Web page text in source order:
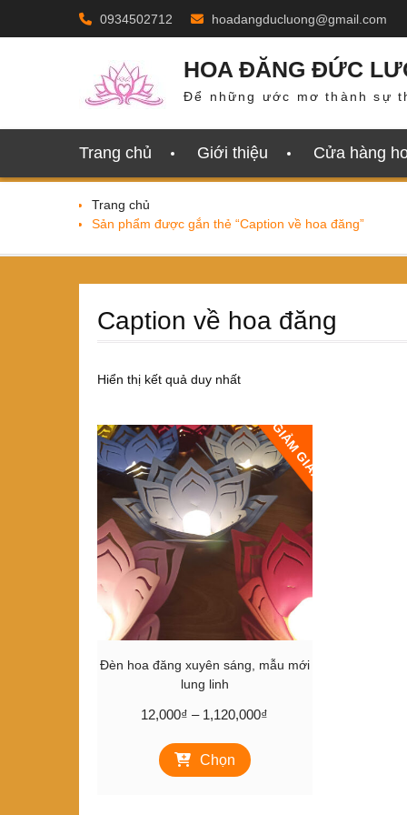
0934502712 hoadangducluong@gmail.com
HOA ĐĂNG ĐỨC
Để những ước mơ thành sự
Trang chủ Giới thiệu Cửa hàng
Trang chủ
Sản phẩm được gắn thẻ “Caption về hoa đăng”
Caption về hoa đăng
Hiển thị kết quả duy nhất
GIẢM GIÁ!
Đèn hoa đăng xuyên sáng, mẫu mới
lung linh
12,000₫ – 1,120,000₫
Chọn
phẩm